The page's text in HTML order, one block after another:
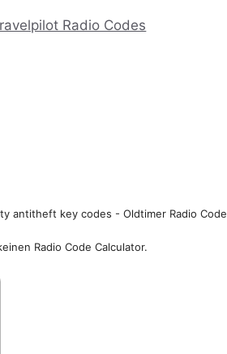
Radio Codes
antitheft key codes - Oldtimer Radio Code
Radio Code Calculator.